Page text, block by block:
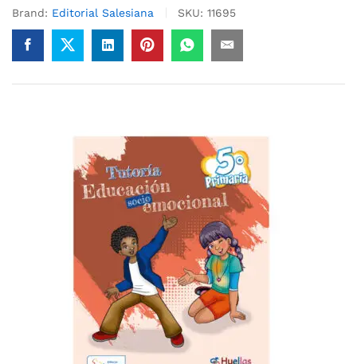
Brand: Editorial Salesiana SKU: 11695